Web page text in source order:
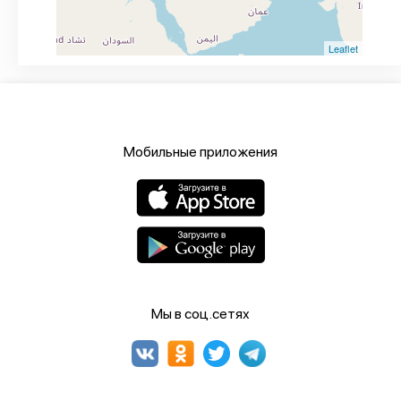
Leaflet
Мобильные приложения
Мы в соц.сетях